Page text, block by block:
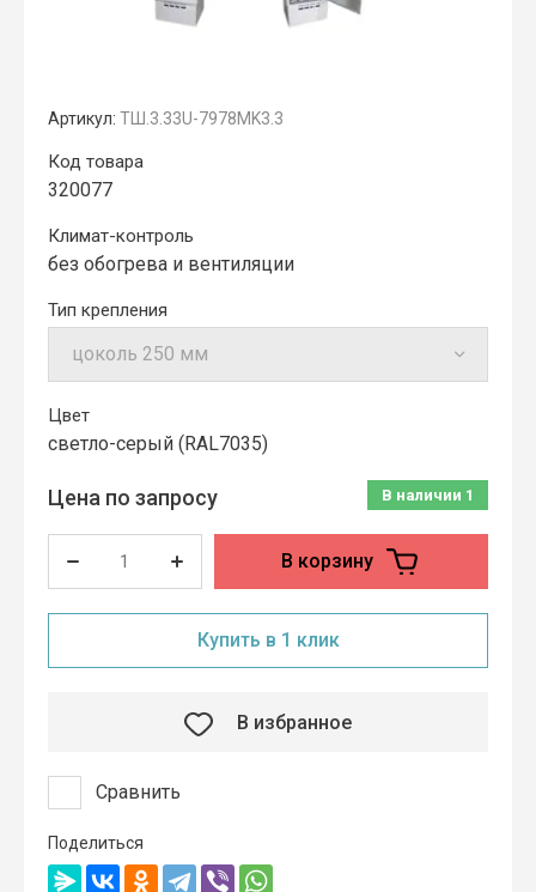
Артикул: ТШ.3.33U-7978MK3.3
Код товара
320077
Климат-контроль
без обогрева и вентиляции
Тип крепления
Цвет
cветло-серый (RAL7035)
В наличии 1
Цена по запросу
В корзину
Купить в 1 клик
Сравнить
В избранное
Поделиться